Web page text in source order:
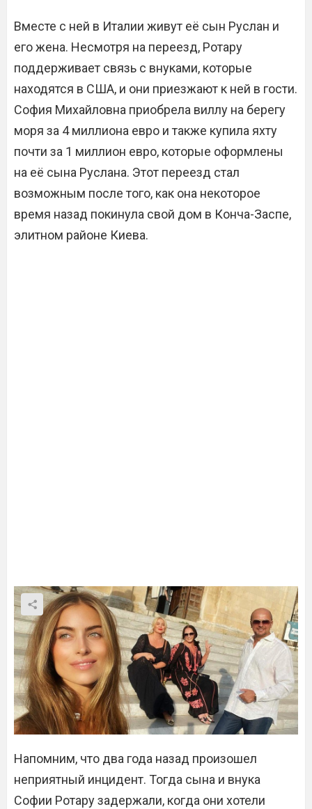
Вместе с ней в Италии живут её сын Руслан и
его жена. Несмотря на переезд, Ротару
поддерживает связь с внуками, которые
находятся в США, и они приезжают к ней в гости.
София Михайловна приобрела виллу на берегу
моря за 4 миллиона евро и также купила яхту
почти за 1 миллион евро, которые оформлены
на её сына Руслана. Этот переезд стал
возможным после того, как она некоторое
время назад покинула свой дом в Конча-Заспе,
элитном районе Киева.
Напомним, что два года назад произошел
неприятный инцидент. Тогда сына и внука
Софии Ротару задержали, когда они хотели